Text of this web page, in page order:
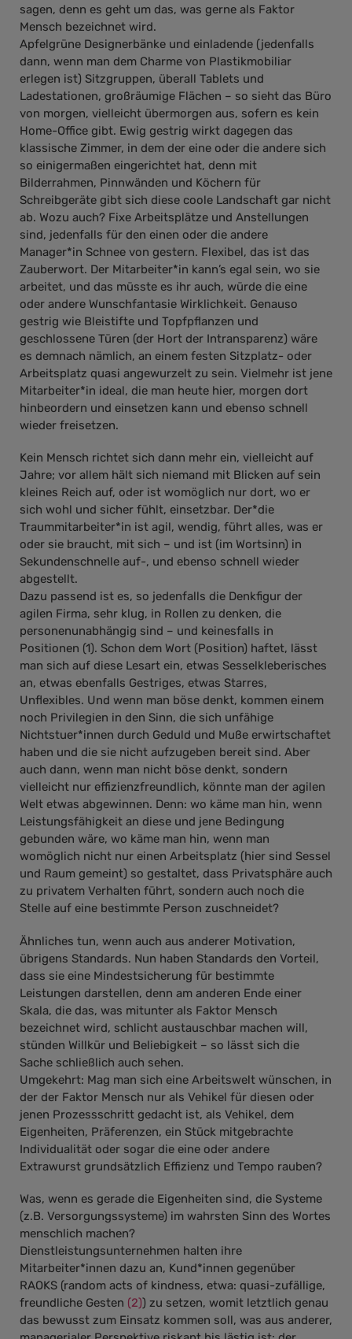
sagen, denn es geht um das, was gerne als Faktor
Mensch bezeichnet wird.
Apfelgrüne Designerbänke und einladende (jedenfalls
dann, wenn man dem Charme von Plastikmobiliar
erlegen ist) Sitzgruppen, überall Tablets und
Ladestationen, großräumige Flächen – so sieht das Büro
von morgen, vielleicht übermorgen aus, sofern es kein
Home-Office gibt. Ewig gestrig wirkt dagegen das
klassische Zimmer, in dem der eine oder die andere sich
so einigermaßen eingerichtet hat, denn mit
Bilderrahmen, Pinnwänden und Köchern für
Schreibgeräte gibt sich diese coole Landschaft gar nicht
ab. Wozu auch? Fixe Arbeitsplätze und Anstellungen
sind, jedenfalls für den einen oder die andere
Manager*in Schnee von gestern. Flexibel, das ist das
Zauberwort. Der Mitarbeiter*in kann’s egal sein, wo sie
arbeitet, und das müsste es ihr auch, würde die eine
oder andere Wunschfantasie Wirklichkeit. Genauso
gestrig wie Bleistifte und Topfpflanzen und
geschlossene Türen (der Hort der Intransparenz) wäre
es demnach nämlich, an einem festen Sitzplatz- oder
Arbeitsplatz quasi angewurzelt zu sein. Vielmehr ist jene
Mitarbeiter*in ideal, die man heute hier, morgen dort
hinbeordern und einsetzen kann und ebenso schnell
wieder freisetzen.
Kein Mensch richtet sich dann mehr ein, vielleicht auf
Jahre; vor allem hält sich niemand mit Blicken auf sein
kleines Reich auf, oder ist womöglich nur dort, wo er
sich wohl und sicher fühlt, einsetzbar. Der*die
Traummitarbeiter*in ist agil, wendig, führt alles, was er
oder sie braucht, mit sich – und ist (im Wortsinn) in
Sekundenschnelle auf-, und ebenso schnell wieder
abgestellt.
Dazu passend ist es, so jedenfalls die Denkfigur der
agilen Firma, sehr klug, in Rollen zu denken, die
personenunabhängig sind – und keinesfalls in
Positionen (1). Schon dem Wort (Position) haftet, lässt
man sich auf diese Lesart ein, etwas Sesselkleberisches
an, etwas ebenfalls Gestriges, etwas Starres,
Unflexibles. Und wenn man böse denkt, kommen einem
noch Privilegien in den Sinn, die sich unfähige
Nichtstuer*innen durch Geduld und Muße erwirtschaftet
haben und die sie nicht aufzugeben bereit sind. Aber
auch dann, wenn man nicht böse denkt, sondern
vielleicht nur effizienzfreundlich, könnte man der agilen
Welt etwas abgewinnen. Denn: wo käme man hin, wenn
Leistungsfähigkeit an diese und jene Bedingung
gebunden wäre, wo käme man hin, wenn man
womöglich nicht nur einen Arbeitsplatz (hier sind Sessel
und Raum gemeint) so gestaltet, dass Privatsphäre auch
zu privatem Verhalten führt, sondern auch noch die
Stelle auf eine bestimmte Person zuschneidet?
Ähnliches tun, wenn auch aus anderer Motivation,
übrigens Standards. Nun haben Standards den Vorteil,
dass sie eine Mindestsicherung für bestimmte
Leistungen darstellen, denn am anderen Ende einer
Skala, die das, was mitunter als Faktor Mensch
bezeichnet wird, schlicht austauschbar machen will,
stünden Willkür und Beliebigkeit – so lässt sich die
Sache schließlich auch sehen.
Umgekehrt: Mag man sich eine Arbeitswelt wünschen, in
der der Faktor Mensch nur als Vehikel für diesen oder
jenen Prozessschritt gedacht ist, als Vehikel, dem
Eigenheiten, Präferenzen, ein Stück mitgebrachte
Individualität oder sogar die eine oder andere
Extrawurst grundsätzlich Effizienz und Tempo rauben?
Was, wenn es gerade die Eigenheiten sind, die Systeme
(z.B. Versorgungssysteme) im wahrsten Sinn des Wortes
menschlich machen?
Dienstleistungsunternehmen halten ihre
Mitarbeiter*innen dazu an, Kund*innen gegenüber
RAOKS (random acts of kindness, etwa: quasi-zufällige,
freundliche Gesten (2)) zu setzen, womit letztlich genau
das bewusst zum Einsatz kommen soll, was aus anderer,